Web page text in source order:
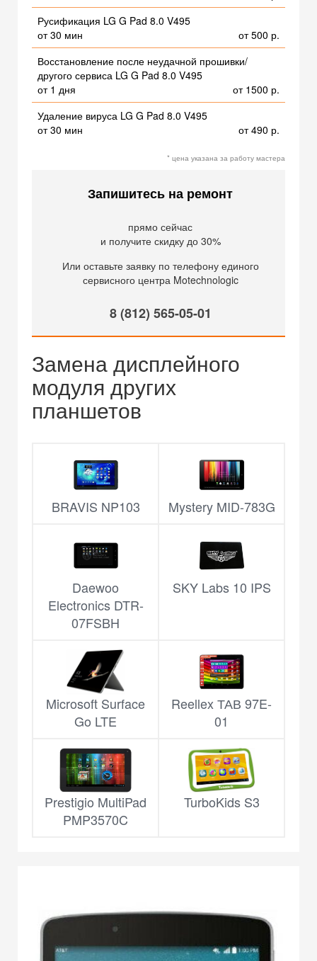
Русификация LG G Pad 8.0 V495
от 30 мин
от 500 р.
Восстановление после неудачной прошивки/
другого сервиса LG G Pad 8.0 V495
от 1 дня
от 1500 р.
Удаление вируса LG G Pad 8.0 V495
от 30 мин
от 490 р.
* цена указана за работу мастера
Запишитесь на ремонт
прямо сейчас
и получите скидку до 30%
Или оставьте заявку по телефону единого
сервисного центра Motechnologic
8 (812) 565-05-01
Замена дисплейного
модуля других
планшетов
BRAVIS NP103 Mystery MID-783G
Daewoo
Electronics DTR-
07FSBH
SKY Labs 10 IPS
Microsoft Surface
Go LTE
Reellex ТАВ 97E-
01
Prestigio MultiPad
PMP3570C
TurboKids S3